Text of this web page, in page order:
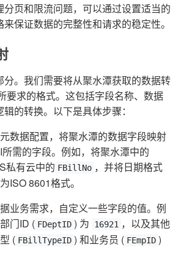
页和限流问题，可以通过设置适当的
保证数据的完整性和请求的稳定性。
。我们需要将从聚水潭获取的数据转
要求的格式。这包括字段名称、数据
的转换。以下是具体步骤：
数据配置，将聚水潭的数据字段映射
需的字段。例如，将聚水潭中的
私有云中的 FBillNo ，并将日期格式
ISO 8601格式。
业务需求，自定义一些字段的值。例
门ID ( FDeptID ) 为 16921 ，以及其他
( FBillTypeID ) 和业务员 ( FEmpID )